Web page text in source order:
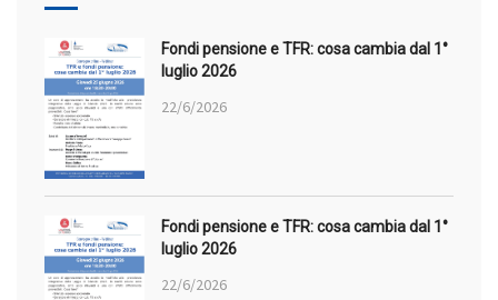
Fondi pensione e TFR: cosa cambia dal 1°
luglio 2026
22/6/2026
Fondi pensione e TFR: cosa cambia dal 1°
luglio 2026
22/6/2026